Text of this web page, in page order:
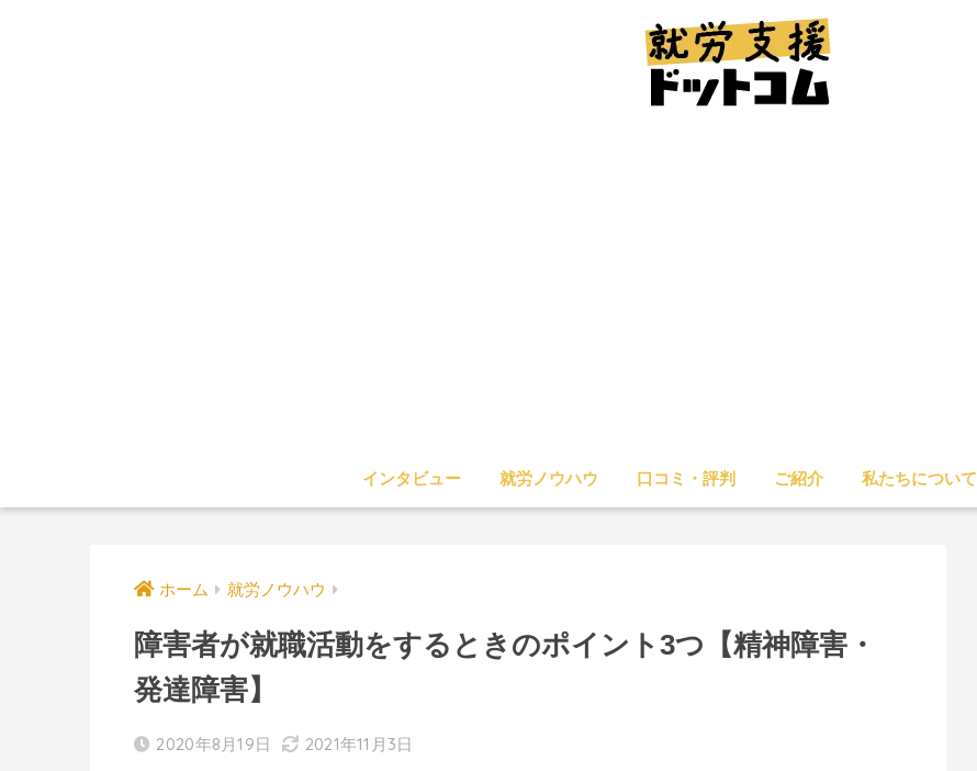
インタビュー 就労ノウハウ 口コミ・評判 ご紹介 私たちについて
ホーム 就労ノウハウ
障害者が就職活動をするときのポイント3つ【精神障害・
発達障害】
2020年8月19日 2021年11月3日